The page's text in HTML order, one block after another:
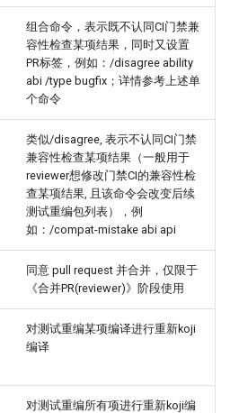
组合命令，表示既不认同CI门禁兼
容性检查某项结果，同时又设置
PR标签，例如：/disagree ability
abi /type bugfix；详情参考上述单
个命令
类似/disagree, 表示不认同CI门禁
兼容性检查某项结果（一般用于
reviewer想修改门禁CI的兼容性检
查某项结果, 且该命令会改变后续
测试重编包列表），例
如：/compat-mistake abi api
同意 pull request 并合并，仅限于
《合并PR(reviewer)》阶段使用
对测试重编某项编译进行重新koji
编译
对测试重编所有项进行重新koji编